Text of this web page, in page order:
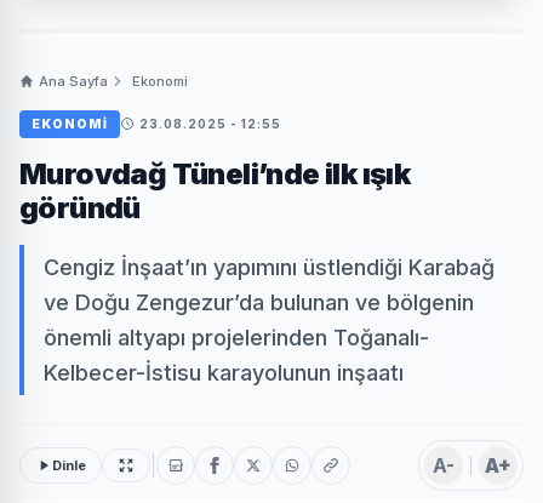
Ana Sayfa Ekonomi
EKONOMI 23.08.2025 - 12:55
Murovdağ Tüneli’nde ilk ışık
göründü
Cengiz İnşaat’ın yapımını üstlendiği Karabağ
ve Doğu Zengezur’da bulunan ve bölgenin
önemli altyapı projelerinden Toğanalı-
Kelbecer-İstisu karayolunun inşaatı
Dinle A- A+